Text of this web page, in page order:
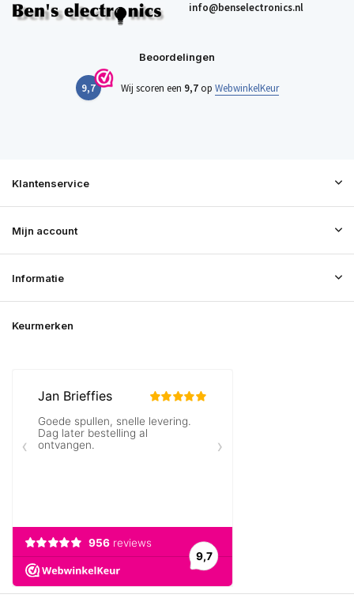
info@benselectronics.nl
Beoordelingen
9,7 Wij scoren een 9,7op WebwinkelKeur
Klantenservice
Mijn account
Informatie
Keurmerken